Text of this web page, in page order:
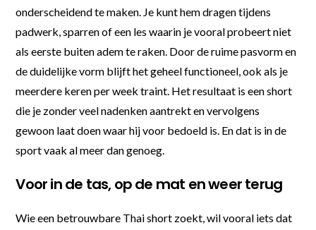
onderscheidend te maken. Je kunt hem dragen tijdens
padwerk, sparren of een les waarin je vooral probeert niet
als eerste buiten adem te raken. Door de ruime pasvorm en
de duidelijke vorm blijft het geheel functioneel, ook als je
meerdere keren per week traint. Het resultaat is een short
die je zonder veel nadenken aantrekt en vervolgens
gewoon laat doen waar hij voor bedoeld is. En dat is in de
sport vaak al meer dan genoeg.
Voor in de tas, op de mat en weer terug
Wie een betrouwbare Thai short zoekt, wil vooral iets dat